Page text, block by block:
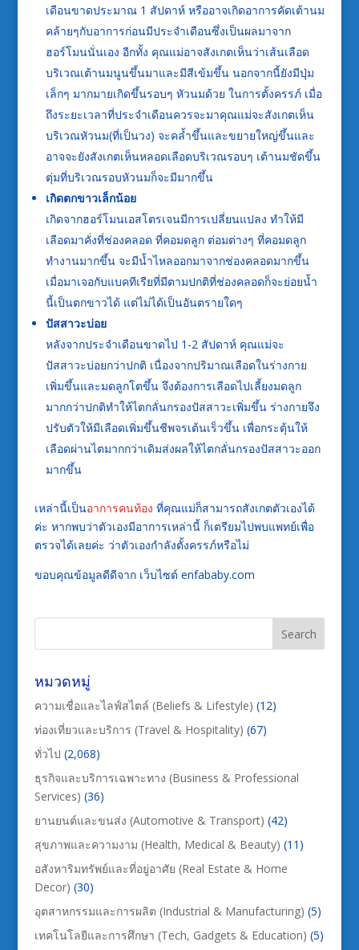
เดือนขาดประมาณ 1 สัปดาห์ หรืออาจเกิดอาการคัดเต้านม
คล้ายๆกับอาการก่อนมีประจำเดือนซึ่งเป็นผลมาจาก
ฮอร์โมนนั่นเอง อีกทั้ง คุณแม่อาจสังเกตเห็นว่าเส้นเลือด
บริเวณเต้านมนูนขึ้นมาและมีสีเข้มขึ้น นอกจากนี้ยังมีปุ่ม
เล็กๆ มากมายเกิดขึ้นรอบๆ หัวนมด้วย ในการตั้งครรภ์ เมื่อ
ถึงระยะเวลาที่ประจำเดือนควรจะมาคุณแม่จะสังเกตเห็น
บริเวณหัวนม(ที่เป็นวง) จะคล้ำขึ้นและขยายใหญ่ขึ้นและ
อาจจะยังสังเกตเห็นหลอดเลือดบริเวณรอบๆ เต้านมชัดขึ้น
ตุ่มที่บริเวณรอบหัวนมก็จะมีมากขึ้น
เกิดตกขาวเล็กน้อย
เกิดจากฮอร์โมนเอสโตรเจนมีการเปลี่ยนแปลง ทำให้มี
เลือดมาคั่งที่ช่องคลอด ที่คอมดลูก ต่อมต่างๆ ที่คอมดลูก
ทำงานมากขึ้น จะมีน้ำไหลออกมาจากช่องคลอดมากขึ้น
เมื่อมาเจอกับแบคทีเรียที่มีตามปกติที่ช่องคลอดก็จะย่อยน้ำ
นี้เป็นตกขาวได้ แต่ไม่ได้เป็นอันตรายใดๆ
ปัสสาวะบ่อย
หลังจากประจำเดือนขาดไป 1-2 สัปดาห์ คุณแม่จะ
ปัสสาวะบ่อยกว่าปกติ เนื่องจากปริมาณเลือดในร่างกาย
เพิ่มขึ้นและมดลูกโตขึ้น จึงต้องการเลือดไปเลี้ยงมดลูก
มากกว่าปกติทำให้ไตกลั่นกรองปัสสาวะเพิ่มขึ้น ร่างกายจึง
ปรับตัวให้มีเลือดเพิ่มขึ้นชีพจรเต้นเร็วขึ้น เพื่อกระตุ้นให้
เลือดผ่านไตมากกว่าเดิมส่งผลให้ไตกลั่นกรองปัสสาวะออก
มากขึ้น
เหล่านี้เป็นอาการคนท้อง ที่คุณแม่ก็สามารถสังเกตตัวเองได้
ค่ะ หากพบว่าตัวเองมีอาการเหล่านี้ ก็เตรียมไปพบแพทย์เพื่อ
ตรวจได้เลยค่ะ ว่าตัวเองกำลังตั้งครรภ์หรือไม่
ขอบคุณข้อมูลดีดีจาก เว็บไซต์ enfababy.com
หมวดหมู่
ความเชื่อและไลฟ์สไตล์ (Beliefs & Lifestyle) (12)
ท่องเที่ยวและบริการ (Travel & Hospitality) (67)
ทั่วไป (2,068)
ธุรกิจและบริการเฉพาะทาง (Business & Professional
Services) (36)
ยานยนต์และขนส่ง (Automotive & Transport) (42)
สุขภาพและความงาม (Health, Medical & Beauty) (11)
อสังหาริมทรัพย์และที่อยู่อาศัย (Real Estate & Home
Decor) (30)
อุตสาหกรรมและการผลิต (Industrial & Manufacturing) (5)
เทคโนโลยีและการศึกษา (Tech, Gadgets & Education) (5)